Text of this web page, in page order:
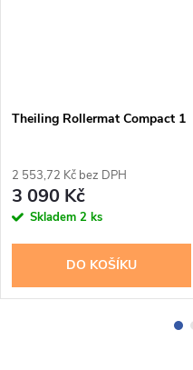
Theiling Rollermat Compact 1
2 553,72 Kč bez DPH
3 090 Kč
Skladem 2 ks
DO KOŠÍKU